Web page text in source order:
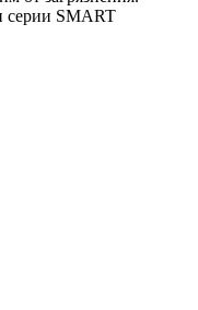
серии SMART